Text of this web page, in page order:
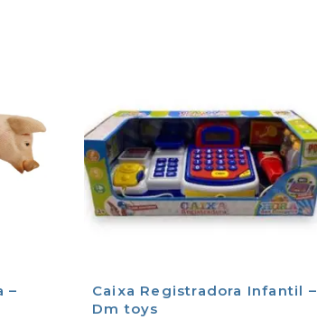
–
Caixa Registradora Infantil –
Dm toys